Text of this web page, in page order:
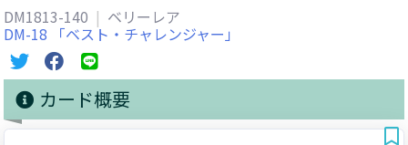
DM1813-140 ベリーレア
DM-18 「ベスト・チャレンジャー」
カード概要